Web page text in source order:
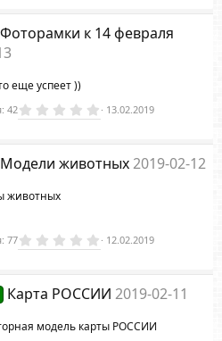
0
з
в
Фоторамки к 14 февраля
еще успеет ))
0
.
0
в
42 13.02.2019
Модели животных2019-02-12
животных
0
.
0
з
в
з
д
77 12.02.2019
Карта РОССИИ 2019-02-11
модель карты РОССИИ